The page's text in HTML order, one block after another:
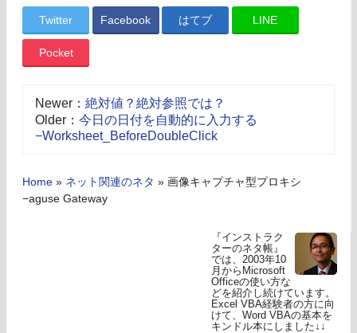
Twitter Facebook はてブ LINE
Pocket
Newer： 絶対値？絶対参照では？
Older： 今日の日付を自動的に入力する
−Worksheet_BeforeDoubleClick
Home » ネット関連のネタ » 画像キャプチャ型プロキシ
−aguse Gateway
『インストラク
ターのネタ帳』
では、2003年10
月からMicrosoft
Officeの使い方な
どを紹介し続けています。
Excel VBA経験者の方に向
けて、Word VBAの基本を
キンドル本にしました↓↓